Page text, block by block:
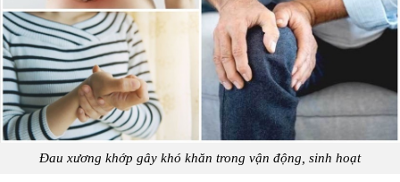
Đau xương khớp gây khó khăn trong vận động, sinh hoạt